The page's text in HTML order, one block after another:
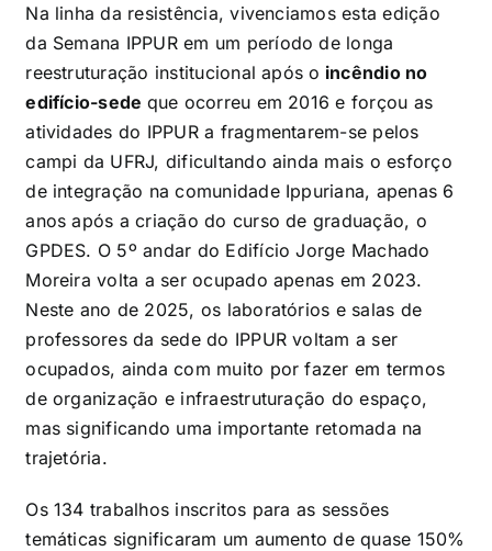
Na linha da resistência, vivenciamos esta edição
da Semana IPPUR em um período de longa
reestruturação institucional após o incêndio no
edifício-sede que ocorreu em 2016 e forçou as
atividades do IPPUR a fragmentarem-se pelos
campi da UFRJ, dificultando ainda mais o esforço
de integração na comunidade Ippuriana, apenas 6
anos após a criação do curso de graduação, o
GPDES. O 5º andar do Edifício Jorge Machado
Moreira volta a ser ocupado apenas em 2023.
Neste ano de 2025, os laboratórios e salas de
professores da sede do IPPUR voltam a ser
ocupados, ainda com muito por fazer em termos
de organização e infraestruturação do espaço,
mas significando uma importante retomada na
trajetória.
Os 134 trabalhos inscritos para as sessões
temáticas significaram um aumento de quase 150%